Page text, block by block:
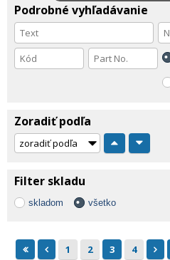
Podrobné vyhľadávanie
Zoradiť podľa
Filter skladu
skladom všetko
1 2 3 4